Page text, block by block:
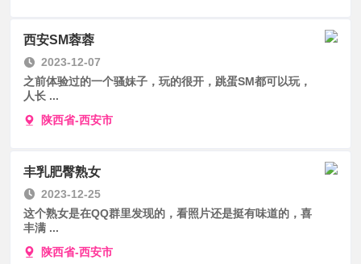
西安SM蓉蓉
2023-12-07
之前体验过的一个骚妹子，玩的很开，跳蛋SM都可以玩，
人长 ...
陕西省-西安市
丰乳肥臀熟女
2023-12-25
这个熟女是在QQ群里发现的，看照片还是挺有味道的，喜
丰满 ...
陕西省-西安市